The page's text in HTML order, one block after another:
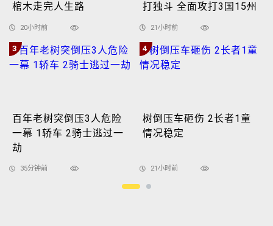
棺木走完人生路
20小时前
打独斗 全面攻打3国15州
21小时前
3
百年老树突倒压3人危险
一幕 1轿车 2骑士逃过一
劫
35分钟前
4
树倒压车砸伤 2长者1童
情况稳定
21小时前